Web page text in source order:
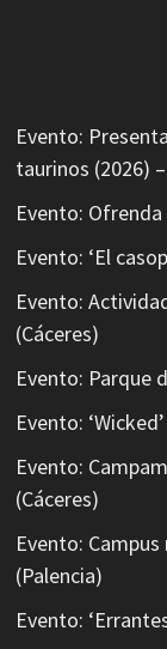
Evento:
taurinos (2026)
Evento:
Evento: ‘El
Evento:
(Cáceres)
Evento: Parque
Evento:
Evento:
(Cáceres)
Evento:
(Palencia)
Evento: